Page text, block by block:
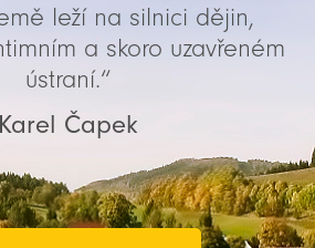
leží na silnici dějin,
a skoro uzavřeném
ústraní.“
Karel Čapek